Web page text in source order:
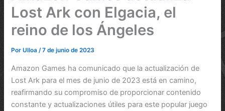
Lost Ark con Elgacia, el
reino de los Ángeles
PorUlloa/7 de junio de 2023
Amazon Games ha comunicado que la actualización de
Lost Ark para el mes de junio de 2023 está en camino,
reafirmando su compromiso de proporcionar contenido
constante y actualizaciones útiles para este popular juego